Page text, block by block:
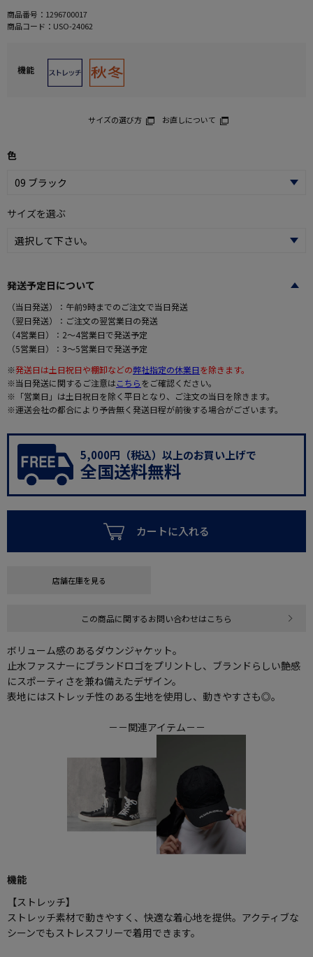
商品番号： 1296700017
商品コード： USO-24062
機能
サイズの選び方 お直しについて
色
サイズを選ぶ
発送予定日について
（当日発送）：午前9時までのご注文で当日発送
（翌日発送）：ご注文の翌営業日の発送
（4営業日）：2～4営業日で発送予定
（5営業日）：3～5営業日で発送予定
※発送日は土日祝日や棚卸などの弊社指定の休業日を除きます。
※当日発送に関するご注意はこちらをご確認ください。
※「営業日」は土日祝日を除く平日となり、ご注文の当日を除きます。
※運送会社の都合により予告無く発送日程が前後する場合がございます。
5,000円（税込）以上のお買い上げで
全国送料無料
カートに入れる
店舗在庫を見る
この商品に関するお問い合わせはこちら
ボリューム感のあるダウンジャケット。
止水ファスナーにブランドロゴをプリントし、ブランドらしい艶感
にスポーティさを兼ね備えたデザイン。
表地にはストレッチ性のある生地を使用し、動きやすさも◎。
－－関連アイテム－－
機能
【ストレッチ】
ストレッチ素材で動きやすく、快適な着心地を提供。アクティブな
シーンでもストレスフリーで着用できます。